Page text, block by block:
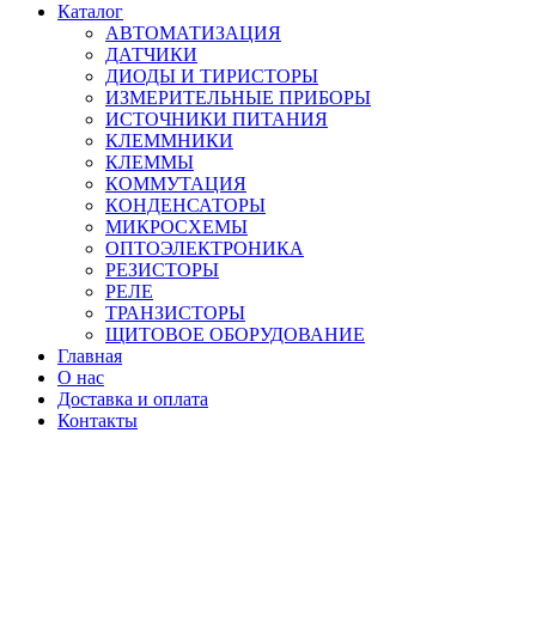
Каталог
АВТОМАТИЗАЦИЯ
ДАТЧИКИ
ДИОДЫ И ТИРИСТОРЫ
ИЗМЕРИТЕЛЬНЫЕ ПРИБОРЫ
ИСТОЧНИКИ ПИТАНИЯ
КЛЕММНИКИ
КЛЕММЫ
КОММУТАЦИЯ
КОНДЕНСАТОРЫ
МИКРОСХЕМЫ
ОПТОЭЛЕКТРОНИКА
РЕЗИСТОРЫ
РЕЛЕ
ТРАНЗИСТОРЫ
ЩИТОВОЕ ОБОРУДОВАНИЕ
Главная
О нас
Доставка и оплата
Контакты